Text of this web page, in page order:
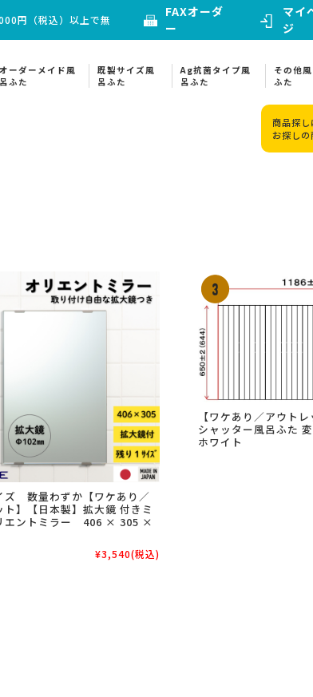
円（税込）以上で無
FAXオーダ
ー
マイ
ジ
オーダーメイド風
呂ふた
既製サイズ風
呂ふた
Ag抗菌タイプ風
呂ふた
その他風
ふた
商品探し
お探しの
ズ 数量わずか【ワケあり／
ト】【日本製】拡大鏡 付きミ
エントミラー 406 × 305 ×
¥3,540(税込)
【ワケあり／アウトレ
シャッター風呂ふた
ホワイト